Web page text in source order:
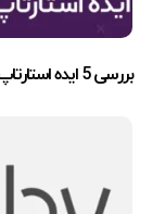
بررسی 5 ایده استارتاپ خلاقانه و پول‌ساز با هوش مصنوعی